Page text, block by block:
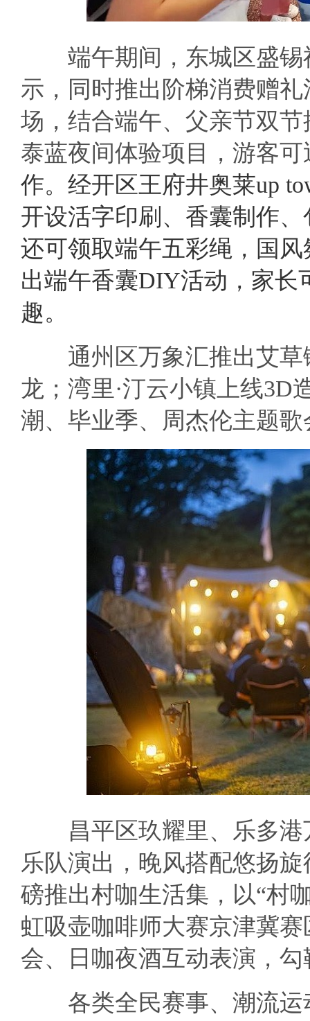
端午期间，东城区盛锡
示，同时推出阶梯消费赠
场，结合端午、父亲节双
泰蓝夜间体验项目，游客
作。经开区王府井奥莱up
开设活字印刷、香囊制作
还可领取端午五彩绳，国
出端午香囊DIY活动，家长
趣。
通州区万象汇推出艾草
龙；湾里·汀云小镇上线3D
潮、毕业季、周杰伦主题
昌平区玖耀里、乐多港
乐队演出，晚风搭配悠扬
磅推出村咖生活集，以“村
虹吸壶咖啡师大赛京津冀
会、日咖夜酒互动表演，
各类全民赛事、潮流运